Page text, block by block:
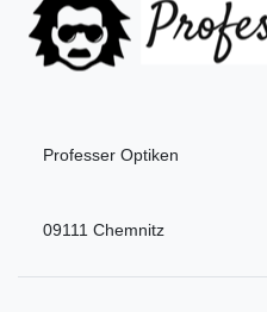
Professer Optiken
09111 Chemnitz